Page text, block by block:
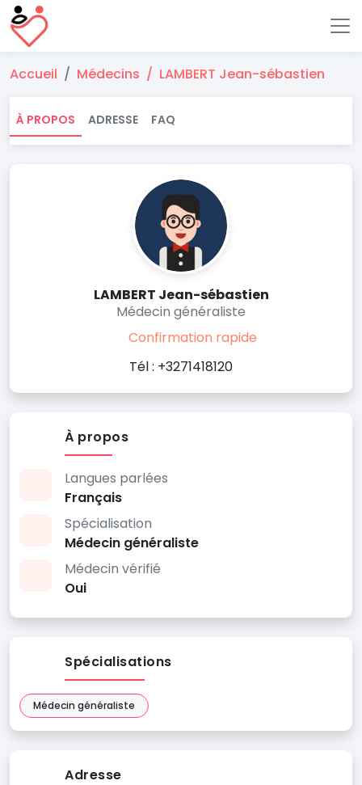
Accueil Médecins LAMBERT Jean-sébastien
À PROPOS ADRESSE FAQ
LAMBERT Jean-sébastien
Médecin généraliste
Confirmation rapide
Tél : +3271418120
À propos
Langues parlées
Français
Spécialisation
Médecin généraliste
Médecin vérifié
Oui
Spécialisations
Médecin généraliste
Adresse